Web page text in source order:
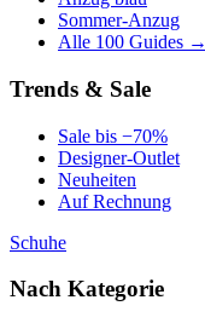
Sommer-Anzug
Alle 100 Guides →
Trends & Sale
Sale bis −70%
Designer-Outlet
Neuheiten
Auf Rechnung
Schuhe
Nach Kategorie